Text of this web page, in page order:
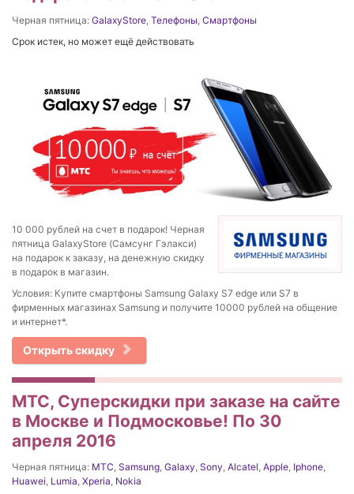
Черная пятница: GalaxyStore Телефоны Смартфоны
Срок истек, но может ещё действовать
10 000 рублей на счет в подарок! Черная
пятница GalaxyStore (Самсунг Гэлакси)
на подарок к заказу, на денежную скидку
в подарок в магазин.
Условия: Купите смартфоны Samsung Galaxy S7 edge или S7 в
фирменных магазинах Samsung и получите 10000 рублей на общение
и интернет*.
Открыть скидку
МТС, Суперскидки при заказе на сайте
в Москве и Подмосковье! По 30
апреля 2016
Черная пятница: МТС Samsung Galaxy Sony Alcatel Apple Iphone
Huawei Lumia Xperia Nokia